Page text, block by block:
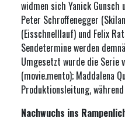
widmen sich Yanick
Peter Schroffenegger
(Eisschnelllauf) und Felix
Sendetermine werden
Umgesetzt wurde die Serie
(movie.mento); Maddalena
Produktionsleitung,
Nachwuchs ins